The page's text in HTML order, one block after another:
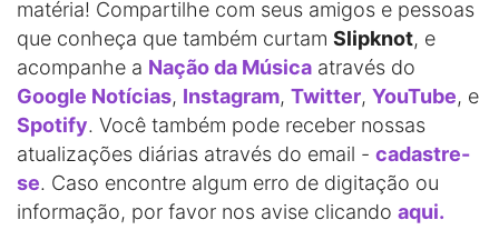
matéria! Compartilhe com seus amigos e pessoas
que conheça que também curtam Slipknot, e
acompanhe a Nação da Música através do
Google Notícias, Instagram, Twitter, YouTube, e
Spotify. Você também pode receber nossas
atualizações diárias através do email - cadastre-
se. Caso encontre algum erro de digitação ou
informação, por favor nos avise clicando aqui.